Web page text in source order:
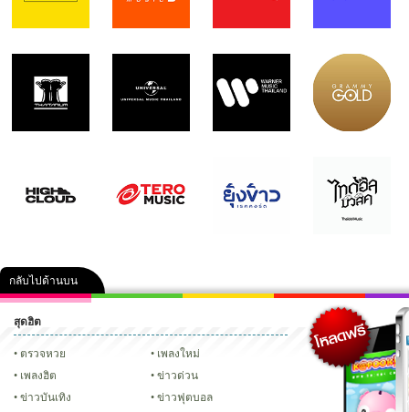
กลับไปด้านบน
คลิป ภาพ ปฏิทิน 2556 เฟซบุ๊ก ทวิ
Glitter
สุดฮิต
ตรวจหวย
เพลงใหม่
เพลงฮิต
ข่าวด่วน
ข่าวบันเทิง
ข่าวฟุตบอล